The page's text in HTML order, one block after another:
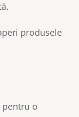
produsele
pentru o